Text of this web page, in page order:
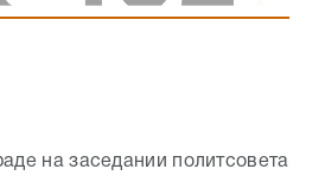
на заседании политсовета